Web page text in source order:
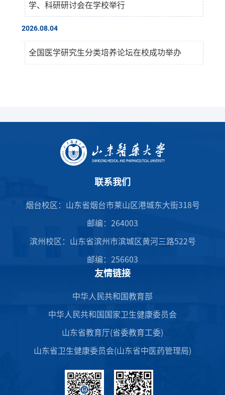
学、科研研讨会在学校举行
2026.08.04
全国医学研究生分类培养论坛在校成功举办
联系我们
烟台校区：山东省烟台市莱山区港城东大街318号
邮编：264003
滨州校区：山东省滨州市滨城区黄河三路522号
邮编：256603
友情链接
中华人民共和国教育部
中华人民共和国国家卫生健康委员会
山东省教育厅(省委教育工委)
山东省卫生健康委员会(山东省中医药管理局)